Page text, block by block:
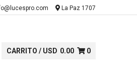
La Paz 1707
CARRITO / USD 0.00 0